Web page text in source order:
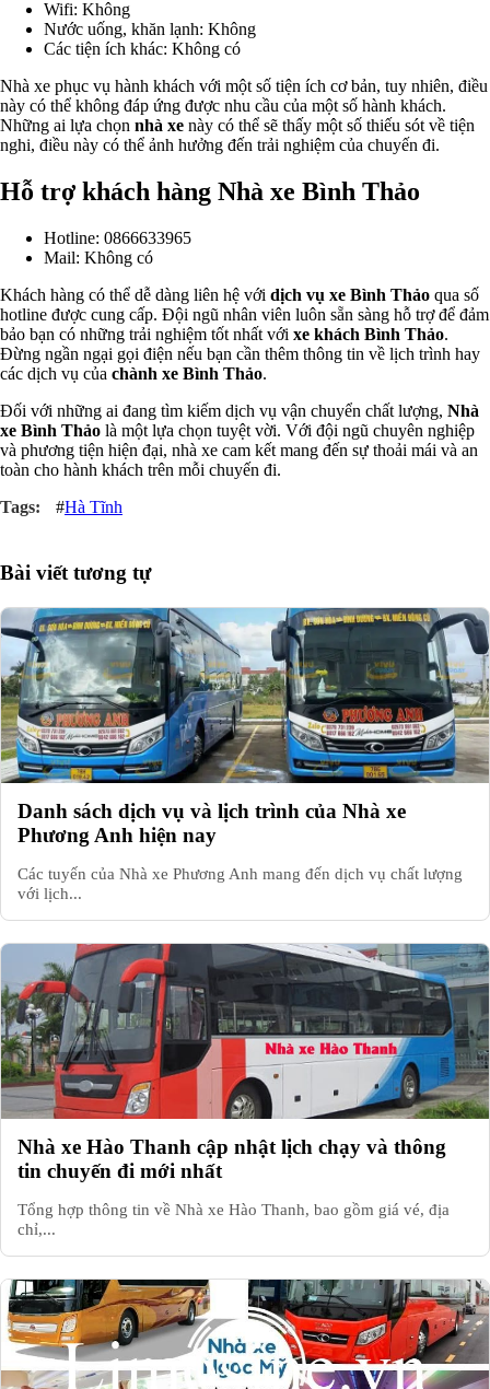
Wifi: Không
Nước uống, khăn lạnh: Không
Các tiện ích khác: Không có
Nhà xe phục vụ hành khách với một số tiện ích cơ bản, tuy nhiên, điều
này có thể không đáp ứng được nhu cầu của một số hành khách.
Những ai lựa chọn nhà xe này có thể sẽ thấy một số thiếu sót về tiện
nghi, điều này có thể ảnh hưởng đến trải nghiệm của chuyến đi.
Hỗ trợ khách hàng Nhà xe Bình Thảo
Hotline: 0866633965
Mail: Không có
Khách hàng có thể dễ dàng liên hệ với dịch vụ xe Bình Thảo qua số
hotline được cung cấp. Đội ngũ nhân viên luôn sẵn sàng hỗ trợ để đảm
bảo bạn có những trải nghiệm tốt nhất với xe khách Bình Thảo.
Đừng ngần ngại gọi điện nếu bạn cần thêm thông tin về lịch trình hay
các dịch vụ của chành xe Bình Thảo.
Đối với những ai đang tìm kiếm dịch vụ vận chuyển chất lượng, Nhà
xe Bình Thảo là một lựa chọn tuyệt vời. Với đội ngũ chuyên nghiệp
và phương tiện hiện đại, nhà xe cam kết mang đến sự thoải mái và an
toàn cho hành khách trên mỗi chuyến đi.
#Hà Tĩnh
Bài viết tương tự
Danh sách dịch vụ và lịch trình của Nhà xe
Phương Anh hiện nay
Các tuyến của Nhà xe Phương Anh mang đến dịch vụ chất lượng
với lịch...
Nhà xe Hào Thanh cập nhật lịch chạy và thông
tin chuyến đi mới nhất
Tổng hợp thông tin về Nhà xe Hào Thanh, bao gồm giá vé, địa
chỉ,...